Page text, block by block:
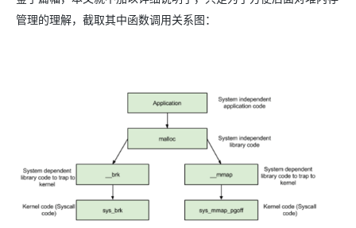
管理的理解，截取其中函数调用关系图：